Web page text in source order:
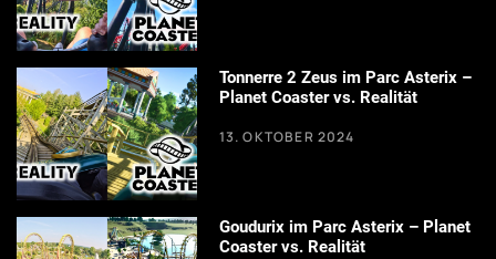
Tonnerre 2 Zeus im Parc Asterix –
Planet Coaster vs. Realität
13. OKTOBER 2024
Goudurix im Parc Asterix – Planet
Coaster vs. Realität